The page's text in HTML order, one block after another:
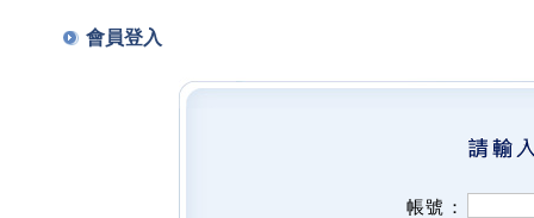
會員登入
帳號：